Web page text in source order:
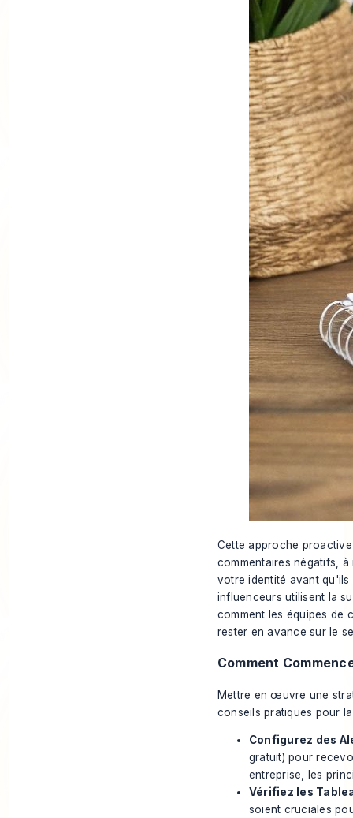
Cette approche
commentaires négatifs,
votre identité avant
influenceurs utilisent la
comment les équipes de
rester en avance sur le
Comment
Mettre en œuvre une
conseils pratiques pour
Configurez des
gratuit) pour
entreprise, les
Vérifiez les
soient cruciales